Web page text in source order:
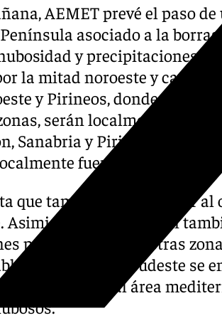
AEMET prevé el paso
Península asociado a la
y precipitaciones
la mitad noroeste y caerán
y Pirineos, donde no se
serán localmente
Sanabria y Pirineos, y en
fuertes.
que también puedan caer
Asimismo, la predicción
podrían alcanzar otras
cuanto más al sudeste se
que no llegarán al área